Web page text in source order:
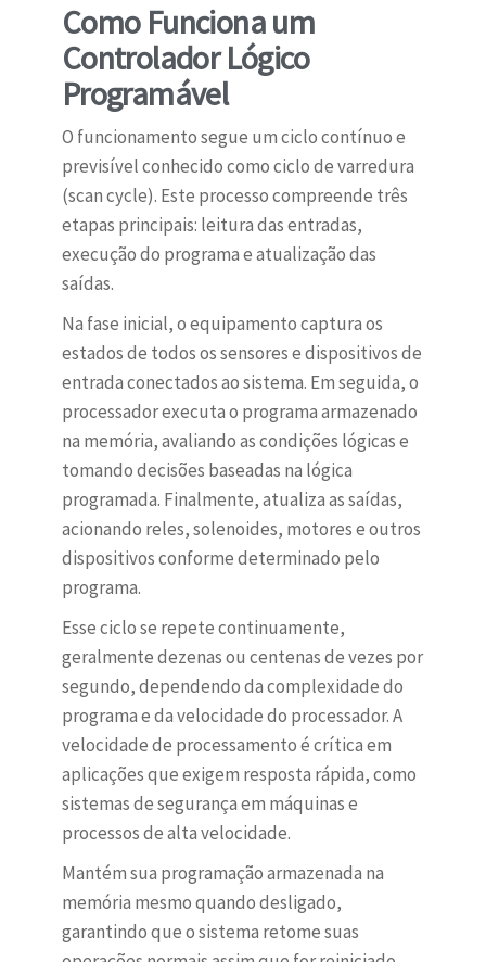
Como Funciona um
Controlador Lógico
Programável
O funcionamento segue um ciclo contínuo e
previsível conhecido como ciclo de varredura
(scan cycle). Este processo compreende três
etapas principais: leitura das entradas,
execução do programa e atualização das
saídas.
Na fase inicial, o equipamento captura os
estados de todos os sensores e dispositivos de
entrada conectados ao sistema. Em seguida, o
processador executa o programa armazenado
na memória, avaliando as condições lógicas e
tomando decisões baseadas na lógica
programada. Finalmente, atualiza as saídas,
acionando reles, solenoides, motores e outros
dispositivos conforme determinado pelo
programa.
Esse ciclo se repete continuamente,
geralmente dezenas ou centenas de vezes por
segundo, dependendo da complexidade do
programa e da velocidade do processador. A
velocidade de processamento é crítica em
aplicações que exigem resposta rápida, como
sistemas de segurança em máquinas e
processos de alta velocidade.
Mantém sua programação armazenada na
memória mesmo quando desligado,
garantindo que o sistema retome suas